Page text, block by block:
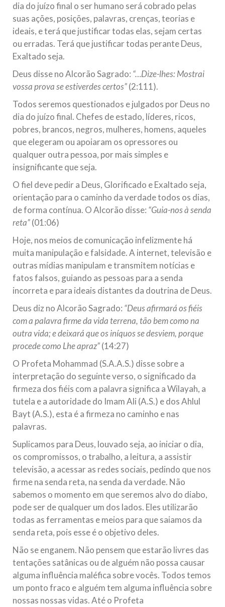
dia do juízo final o ser humano será cobrado pelas
suas ações, posições, palavras, crenças, teorias e
ideais, e terá que justificar todas elas, sejam certas
ou erradas. Terá que justificar todas perante Deus,
Exaltado seja.
Deus disse no Alcorão Sagrado: “…Dize-lhes: Mostrai
vossa prova se estiverdes certos”(2:111).
Todos seremos questionados e julgados por Deus no
dia do juízo final. Chefes de estado, líderes, ricos,
pobres, brancos, negros, mulheres, homens, aqueles
que elegeram ou apoiaram os opressores ou
qualquer outra pessoa, por mais simples e
insignificante que seja.
O fiel deve pedir a Deus, Glorificado e Exaltado seja,
orientação para o caminho da verdade todos os dias,
de forma contínua. O Alcorão disse: “Guia-nos à senda
reta”(01:06)
Hoje, nos meios de comunicação infelizmente há
muita manipulação e falsidade. A internet, televisão e
outras mídias manipulam e transmitem notícias e
fatos falsos, guiando as pessoas para a senda
incorreta e para ideais distantes da doutrina de Deus.
Deus diz no Alcorão Sagrado: “Deus afirmará os fiéis
com a palavra firme da vida terrena, tão bem como na
outra vida; e deixará que os iníquos se desviem, porque
procede como Lhe apraz”(14:27)
O Profeta Mohammad (S.A.A.S.) disse sobre a
interpretação do seguinte verso, o significado da
firmeza dos fiéis com a palavra significa a Wilayah, a
tutela e a autoridade do Imam Ali (A.S.) e dos Ahlul
Bayt (A.S.), esta é a firmeza no caminho e nas
palavras.
Suplicamos para Deus, louvado seja, ao iniciar o dia,
os compromissos, o trabalho, a leitura, a assistir
televisão, a acessar as redes sociais, pedindo que nos
firme na senda reta, na senda da verdade. Não
sabemos o momento em que seremos alvo do diabo,
pode ser de qualquer um dos lados. Eles utilizarão
todas as ferramentas e meios para que saiamos da
senda reta, pois esse é o objetivo deles.
Não se enganem. Não pensem que estarão livres das
tentações satânicas ou de alguém não possa causar
alguma influência maléfica sobre vocês. Todos temos
um ponto fraco e alguém tem alguma influência sobre
nossas nossas vidas. Até o Profeta